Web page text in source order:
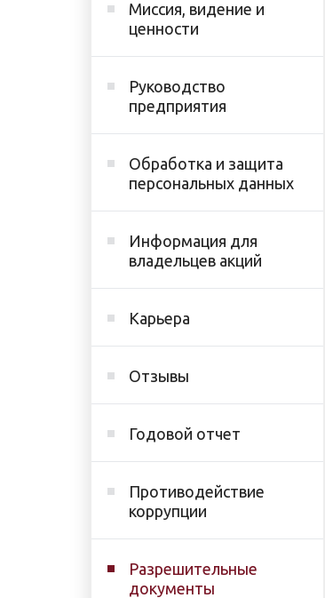
Миссия, видение и
ценности
Руководство
предприятия
Обработка и защита
персональных данных
Информация для
владельцев акций
Карьера
Отзывы
Годовой отчет
Противодействие
коррупции
Разрешительные
документы